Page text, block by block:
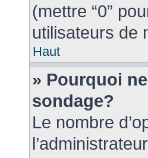
(mettre “0”
utilisateurs de
Haut
» Pourquoi
sondage?
Le nombre